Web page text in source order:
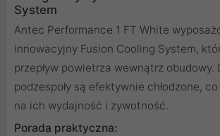
System
Antec Performance 1 FT White
innowacyjny Fusion Cooling System,
przepływ powietrza wewnątrz obudowy.
podzespoły są efektywnie chłodzone, co
na ich wydajność i żywotność.
Porada praktyczna: